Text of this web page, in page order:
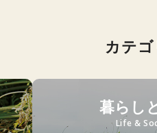
カテ
暮らし
Life &